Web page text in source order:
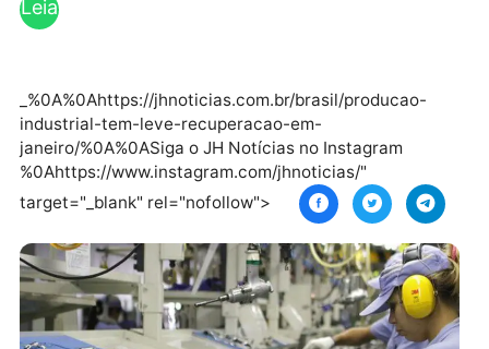
terça-feira, 10/03/2020 às 10:35
mai
s
_%0A%0Ahttps://jhnoticias.com.br/brasil/producao-
industrial-tem-leve-recuperacao-em-
janeiro/%0A%0ASiga o JH Notícias no Instagram
%0Ahttps://www.instagram.com/jhnoticias/"
target="_blank" rel="nofollow">